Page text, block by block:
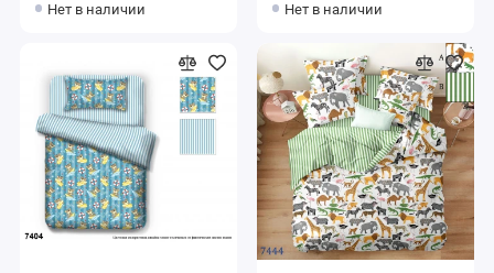
наволочкой 40х60 Лапки
Нет в наличии
70х70 2 шт Звезды
Нет в наличии